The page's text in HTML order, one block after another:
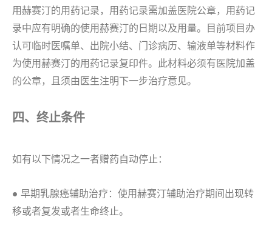
用赫赛汀的用药记录，用药记录需加盖医院公章，用药记
录中应有明确的使用赫赛汀的日期以及用量。目前项目办
认可临时医嘱单、出院小结、门诊病历、输液单等材料作
为使用赫赛汀的用药记录复印件。此材料必须有医院加盖
的公章，且须由医生注明下一步治疗意见。
四、终止条件
如有以下情况之一者赠药自动停止：
● 早期乳腺癌辅助治疗：使用赫赛汀辅助治疗期间出现转
移或者复发或者生命终止。